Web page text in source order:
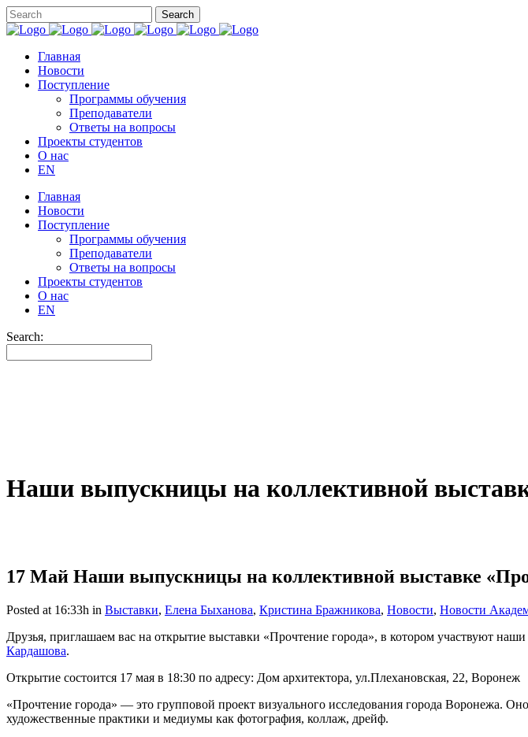
Главная
Новости
Поступление
Программы обучения
Преподаватели
Ответы на вопросы
Проекты студентов
О нас
EN
Главная
Новости
Поступление
Программы обучения
Преподаватели
Ответы на вопросы
Проекты студентов
О нас
EN
Search:
Наши выпускницы на коллективной
17 Май Наши выпускницы на коллективной выставке
Posted at 16:33h in Выставки, Елена Быханова, Кристина Бражникова, Новости, Новости
Друзья, приглашаем вас на открытие выставки «Прочтение города», в котором участвуют
Кардашова.
Открытие состоится 17 мая в 18:30 по адресу: Дом архитектора, ул.Плехановская, 22, Воронеж
«Прочтение города» — это групповой проект визуального исследования города Воронежа.
художественные практики и медиумы как фотография, коллаж, дрейф.